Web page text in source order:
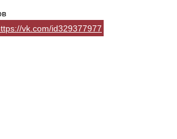
vk.com/id329377977